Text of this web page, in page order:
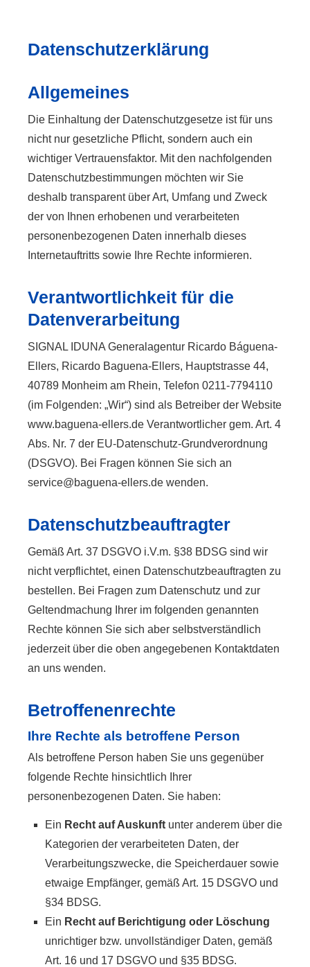
Datenschutzerklärung
Allgemeines
Die Einhaltung der Datenschutzgesetze ist für uns
nicht nur gesetzliche Pflicht, sondern auch ein
wichtiger Vertrauensfaktor. Mit den nachfolgenden
Datenschutzbestimmungen möchten wir Sie
deshalb transparent über Art, Umfang und Zweck
der von Ihnen erhobenen und verarbeiteten
personenbezogenen Daten innerhalb dieses
Internetauftritts sowie Ihre Rechte informieren.
Verantwortlichkeit für die
Datenverarbeitung
SIGNAL IDUNA Generalagentur Ricardo Báguena-
Ellers, Ricardo Baguena-Ellers, Hauptstrasse 44,
40789 Monheim am Rhein, Telefon 0211-7794110
(im Folgenden: „Wir“) sind als Betreiber der Website
www.baguena-ellers.de Verantwortlicher gem. Art. 4
Abs. Nr. 7 der EU-Datenschutz-Grundverordnung
(DSGVO). Bei Fragen können Sie sich an
service@baguena-ellers.de wenden.
Datenschutzbeauftragter
Gemäß Art. 37 DSGVO i.V.m. §38 BDSG sind wir
nicht verpflichtet, einen Datenschutzbeauftragten zu
bestellen. Bei Fragen zum Datenschutz und zur
Geltendmachung Ihrer im folgenden genannten
Rechte können Sie sich aber selbstverständlich
jederzeit über die oben angegebenen Kontaktdaten
an uns wenden.
Betroffenenrechte
Ihre Rechte als betroffene Person
Als betroffene Person haben Sie uns gegenüber
folgende Rechte hinsichtlich Ihrer
personenbezogenen Daten. Sie haben:
Ein Recht auf Auskunft unter anderem über die
Kategorien der verarbeiteten Daten, der
Verarbeitungszwecke, die Speicherdauer sowie
etwaige Empfänger, gemäß Art. 15 DSGVO und
§34 BDSG.
Ein Recht auf Berichtigung oder Löschung
unrichtiger bzw. unvollständiger Daten, gemäß
Art. 16 und 17 DSGVO und §35 BDSG.